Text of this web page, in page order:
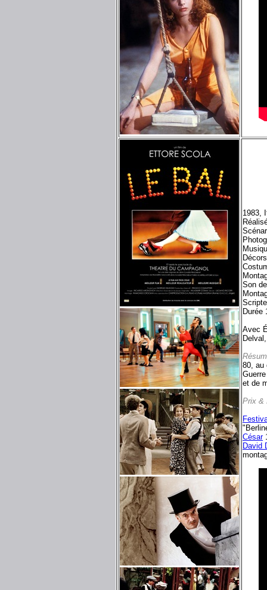
1983,
Son
Durée
Avec
80, au
et de
Prix &
César
David